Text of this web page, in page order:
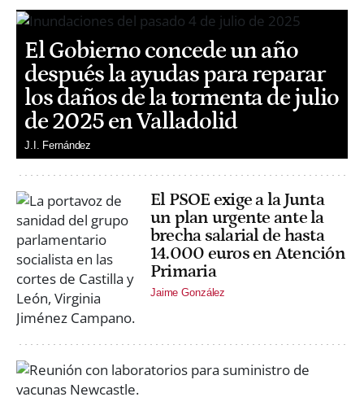
El Gobierno concede un año
después la ayudas para reparar
los daños de la tormenta de julio
de 2025 en Valladolid
J.I. Fernández
El PSOE exige a la Junta
un plan urgente ante la
brecha salarial de hasta
14.000 euros en Atención
Primaria
Jaime González